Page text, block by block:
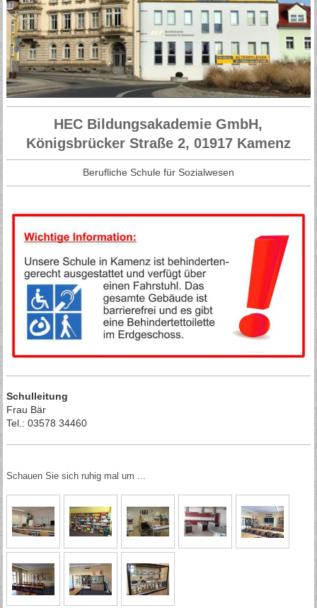
HEC Bildungsakademie GmbH,
Königsbrücker Straße 2, 01917 Kamenz
Berufliche Schule für Sozialwesen
Schulleitung
Frau Bär
Tel.: 03578 34460
Schauen Sie sich ruhig mal um ...